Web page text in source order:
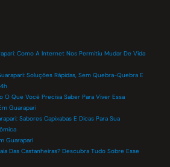
Como A Internet Nos Permitiu Mudar De Vida
Soluções Rápidas, Sem Quebra-Quebra E
O Que Você Precisa Saber Para Viver Essa
Guarapari
Sabores Capixabas E Dicas Para Sua
Guarapari
Das Castanheiras? Descubra Tudo Sobre Esse